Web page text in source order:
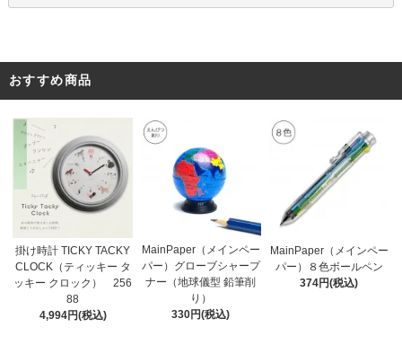
おすすめ商品
掛け時計 TICKY TACKY
CLOCK（ティッキー タ
ッキー クロック） 256
88
4,994円(税込)
MainPaper（メインペー
パー）グローブシャープ
ナー（地球儀型 鉛筆削
り）
330円(税込)
MainPaper（メインペー
パー）８色ボールペン
374円(税込)